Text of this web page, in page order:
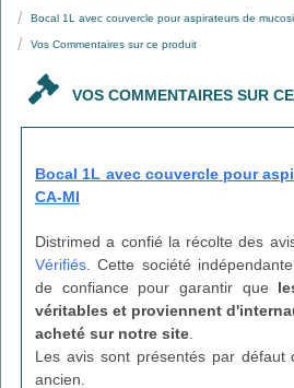
Bocal 1L avec couvercle pour aspirateurs de
Vos Commentaires sur ce produit
VOS COMMENTAIRES SUR
Bocal 1L avec couvercle pour
CA-MI
Distrimed a confié la récolte des
Vérifiés . Cette société
de confiance pour garantir que
véritables et proviennent
acheté sur notre site
Les avis sont présentés par défaut
ancien.